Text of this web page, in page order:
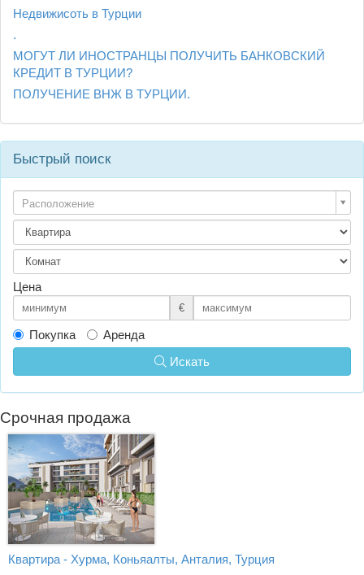
Недвижисоть в Турции
.
МОГУТ ЛИ ИНОСТРАНЦЫ ПОЛУЧИТЬ БАНКОВСКИЙ
КРЕДИТ В ТУРЦИИ?
ПОЛУЧЕНИЕ ВНЖ В ТУРЦИИ.
Быстрый поиск
Расположение
Цена
€
Покупка
Аренда
Искать
Срочная продажа
Квартира - Хурма, Коньяалты, Анталия, Турция